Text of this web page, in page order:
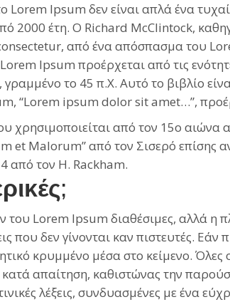
Ipsum δεν είναι απλά ένα
2000 έτη. Ο Richard McClintock,
consectetur, από ένα απόσπασμα του
Ipsum προέρχεται από τις
το 45 π.Χ. Αυτό το βιβλίο
“Lorem ipsum dolor sit amet…”,
από τον 15ο αιώνα
et Malorum” από τον Σισερό επίσης
από τον H. Rackham.
Lorem Ipsum διαθέσιμες, αλλά η
που δεν γίνονται καν πιστευτές.
κρυμμένο μέσα στο κείμενο.
απαίτηση, καθιστώνας την
λέξεις, συνδυασμένες με ένα